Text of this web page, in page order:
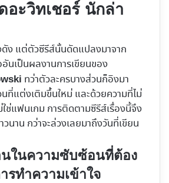
อะวิทเชอร์ นักล่า
ง แต่ตัวซีรีส์นั้นดัดแปลงมาจาก
อันเป็นผลงานการเขียนของ
ทว่าตัวละครบางส่วนก็อิงมา
ที่แต่งเติมขึ้นใหม่ และด้วยความที่ไม่
ใช่แฟนเกม การติดตามซีรีส์เรื่องนี้จึง
นาน กว่าจะล่วงเลยมาถึงวันที่เขียน
ในความซับซ้อนที่ต้อง
รทำความเข้าใจ